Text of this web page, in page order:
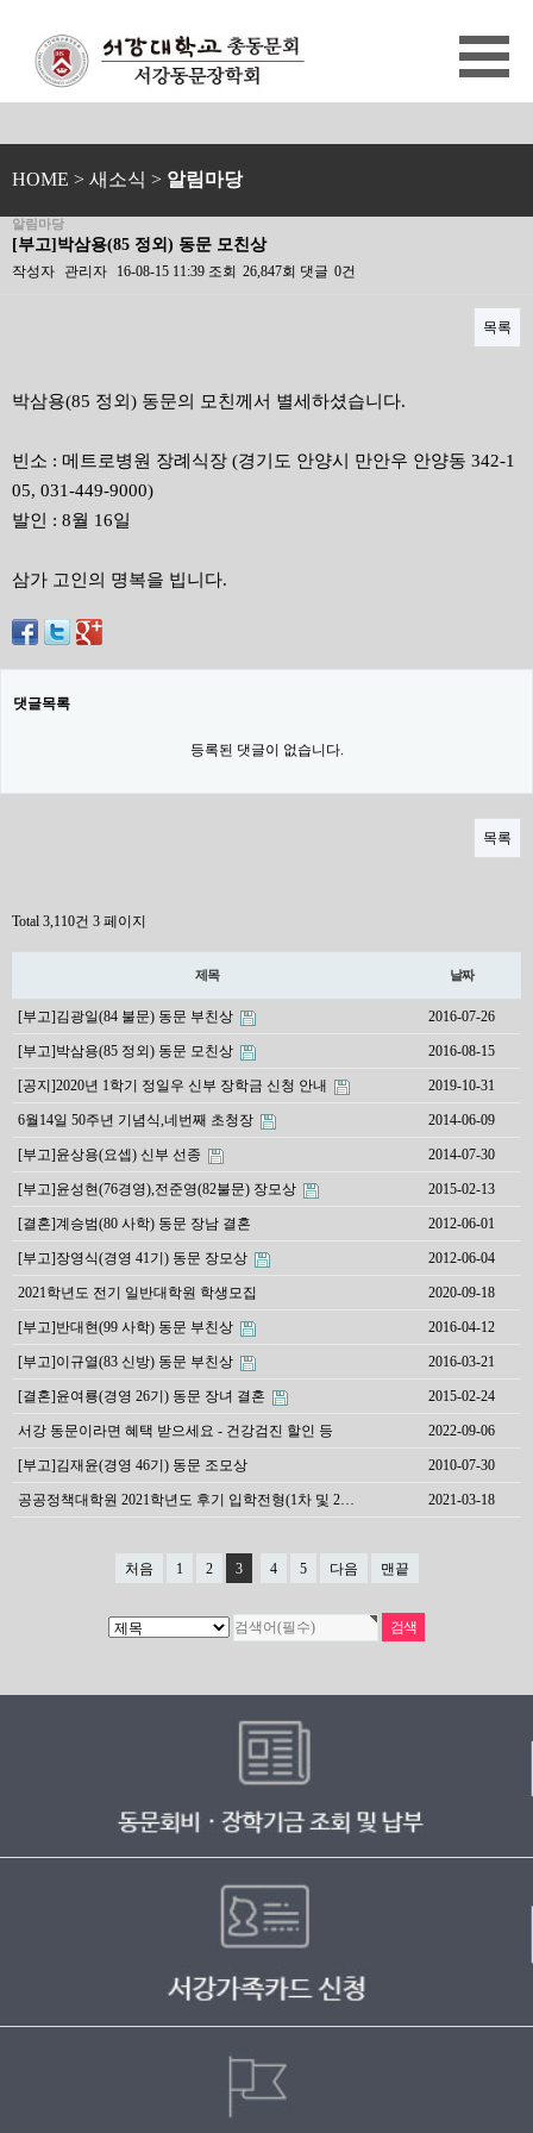
HOME > 새소식 > 알림마당
알림마당
[부고]박삼용(85 정외) 동문 모친상
작성자 관리자 16-08-15 11:39 조회 26,847회 댓글 0건
목록
박삼용(85 정외) 동문의 모친께서 별세하셨습니다.
빈소 : 메트로병원 장례식장 (경기도 안양시 만안우 안양동 342-1
05, 031-449-9000)
발인 : 8월 16일
삼가 고인의 명복을 빕니다.
댓글목록
등록된 댓글이 없습니다.
목록
Total 3,110건 3 페이지
제목 날짜
[부고]김광일(84 불문) 동문 부친상 2016-07-26
[부고]박삼용(85 정외) 동문 모친상 2016-08-15
[공지]2020년 1학기 정일우 신부 장학금 신청 안내 2019-10-31
6월14일 50주년 기념식,네번째 초청장 2014-06-09
[부고]윤상용(요셉) 신부 선종 2014-07-30
[부고]윤성현(76경영),전준영(82불문) 장모상 2015-02-13
[결혼]계승범(80 사학) 동문 장남 결혼 2012-06-01
[부고]장영식(경영 41기) 동문 장모상 2012-06-04
2021학년도 전기 일반대학원 학생모집 2020-09-18
[부고]반대현(99 사학) 동문 부친상 2016-04-12
[부고]이규열(83 신방) 동문 부친상 2016-03-21
[결혼]윤여룡(경영 26기) 동문 장녀 결혼 2015-02-24
서강 동문이라면 혜택 받으세요 - 건강검진 할인 등 2022-09-06
[부고]김재윤(경영 46기) 동문 조모상 2010-07-30
공공정책대학원 2021학년도 후기 입학전형(1차 및 2… 2021-03-18
처음 1 2 3 4 5 다음 맨끝